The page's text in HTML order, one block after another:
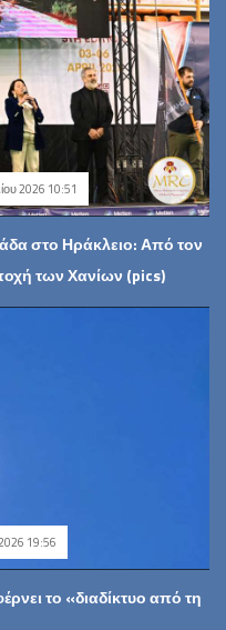
2026 10:51
στο Ηράκλειο: Από τον
των Χανίων (pics)
19:56
το «διαδίκτυο από τη